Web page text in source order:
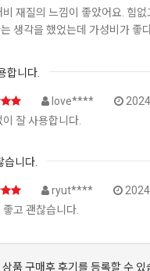
비 재질의 느낌이 좋았어요. 힘
생각을 했었는데 가성비가 좋
합니다.
love****
잘 사용합니다.
습니다.
ryut****
좋고 괜찮습니다.
상품 구매후 후기를 등록할 수 있